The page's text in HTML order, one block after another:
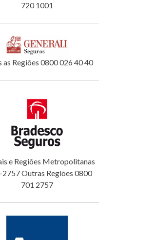
720 1001
as Regiões 0800 026 40 40
e Regiões Metropolitanas
Outras Regiões 0800
701 2757